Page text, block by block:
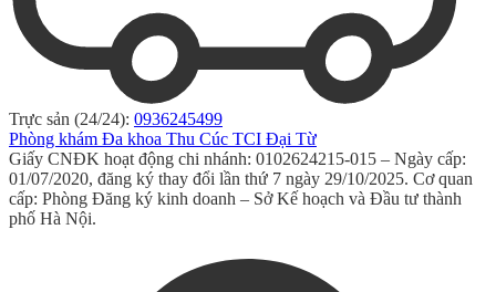
Trực sản (24/24): 0936245499
Phòng khám Đa khoa Thu Cúc TCI Đại Từ
Giấy CNĐK hoạt động chi nhánh: 0102624215-015 – Ngày cấp:
01/07/2020, đăng ký thay đổi lần thứ 7 ngày 29/10/2025. Cơ quan
cấp: Phòng Đăng ký kinh doanh – Sở Kế hoạch và Đầu tư thành
phố Hà Nội.